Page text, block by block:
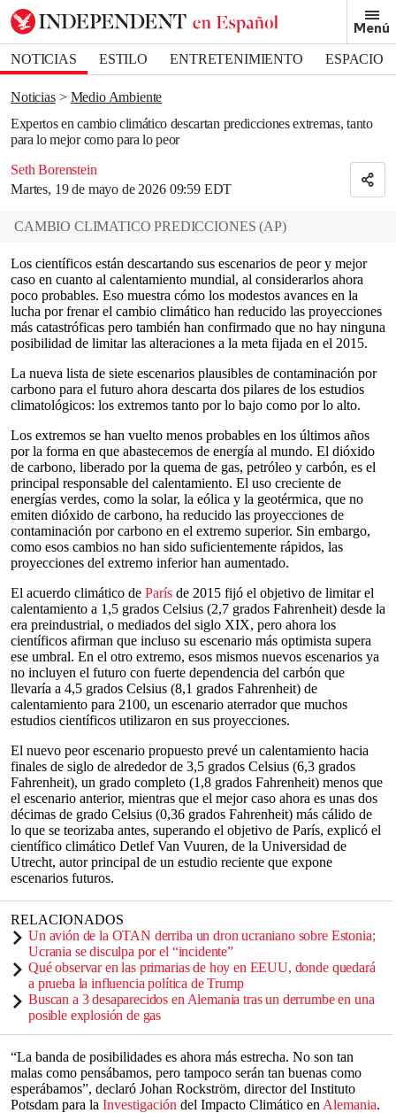
Menú
NOTICIAS ESTILO ENTRETENIMIENTO
ESPACIO
DEPORTES
Noticias
Medio Ambiente
Expertos en cambio climático descartan predicciones extremas, tanto
para lo mejor como para lo peor
Seth Borenstein
Martes, 19 de mayo de 2026 09:59 EDT
Bookmark popover
Removed from bookmarks
Close popover
CAMBIO CLIMATICO PREDICCIONES (AP)
Los científicos están descartando sus escenarios de peor y mejor
caso en cuanto al calentamiento mundial, al considerarlos ahora
poco probables. Eso muestra cómo los modestos avances en la
lucha por frenar el cambio climático han reducido las proyecciones
más catastróficas pero también han confirmado que no hay ninguna
posibilidad de limitar las alteraciones a la meta fijada en el 2015.
La nueva lista de siete escenarios plausibles de contaminación por
carbono para el futuro ahora descarta dos pilares de los estudios
climatológicos: los extremos tanto por lo bajo como por lo alto.
Los extremos se han vuelto menos probables en los últimos años
por la forma en que abastecemos de energía al mundo. El dióxido
de carbono, liberado por la quema de gas, petróleo y carbón, es el
principal responsable del calentamiento. El uso creciente de
energías verdes, como la solar, la eólica y la geotérmica, que no
emiten dióxido de carbono, ha reducido las proyecciones de
contaminación por carbono en el extremo superior. Sin embargo,
como esos cambios no han sido suficientemente rápidos, las
proyecciones del extremo inferior han aumentado.
El acuerdo climático de París de 2015 fijó el objetivo de limitar el
calentamiento a 1,5 grados Celsius (2,7 grados Fahrenheit) desde la
era preindustrial, o mediados del siglo XIX, pero ahora los
científicos afirman que incluso su escenario más optimista supera
ese umbral. En el otro extremo, esos mismos nuevos escenarios ya
no incluyen el futuro con fuerte dependencia del carbón que
llevaría a 4,5 grados Celsius (8,1 grados Fahrenheit) de
calentamiento para 2100, un escenario aterrador que muchos
estudios científicos utilizaron en sus proyecciones.
El nuevo peor escenario propuesto prevé un calentamiento hacia
finales de siglo de alrededor de 3,5 grados Celsius (6,3 grados
Fahrenheit), un grado completo (1,8 grados Fahrenheit) menos que
el escenario anterior, mientras que el mejor caso ahora es unas dos
décimas de grado Celsius (0,36 grados Fahrenheit) más cálido de
lo que se teorizaba antes, superando el objetivo de París, explicó el
científico climático Detlef Van Vuuren, de la Universidad de
Utrecht, autor principal de un estudio reciente que expone
escenarios futuros.
RELACIONADOS
Un avión de la OTAN derriba un dron ucraniano sobre Estonia;
Ucrania se disculpa por el “incidente”
Qué observar en las primarias de hoy en EEUU, donde quedará
a prueba la influencia política de Trump
Buscan a 3 desaparecidos en Alemania tras un derrumbe en una
posible explosión de gas
“La banda de posibilidades es ahora más estrecha. No son tan
malas como pensábamos, pero tampoco serán tan buenas como
esperábamos”, declaró Johan Rockström, director del Instituto
Potsdam para la Investigación del Impacto Climático en Alemania.